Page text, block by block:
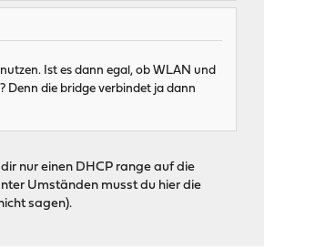
Ist es dann egal, ob WLAN und
Denn die bridge verbindet ja dann
nur einen DHCP range auf die
Umständen musst du hier die
sagen).